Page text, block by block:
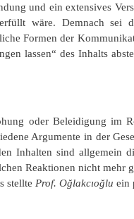
und ein extensives
wäre. Demnach sei
Formen der
lassen“ des Inhalts
oder Beleidigung im
Argumente in der
Inhalten sind allgemein
Reaktionen nicht mehr
stellte Prof. Oğlakcıoğlu ein